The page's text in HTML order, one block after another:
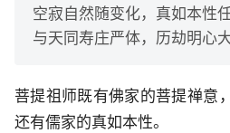
空寂自然随变化，真如本性任
与天同寿庄严体，历劫明心大
菩提祖师既有佛家的菩提禅意
还有儒家的真如本性。